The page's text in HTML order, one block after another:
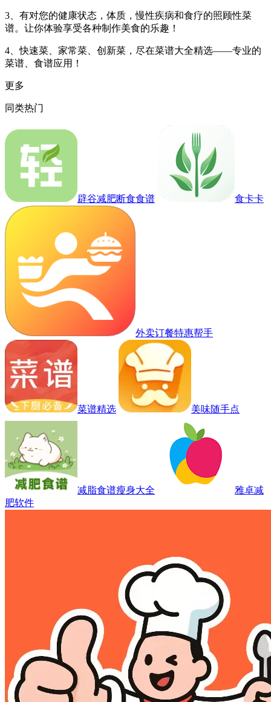
3、有对您的健康状态，体质，慢性疾病和食疗的照顾性菜
谱。让你体验享受各种制作美食的乐趣！
4、快速菜、家常菜、创新菜，尽在菜谱大全精选——专业的
菜谱、食谱应用！
更多
同类热门
辟谷减肥断食食谱 食卡卡
外卖订餐特惠帮手
菜谱精选 美味随手点
减脂食谱瘦身大全
雅卓减
肥软件